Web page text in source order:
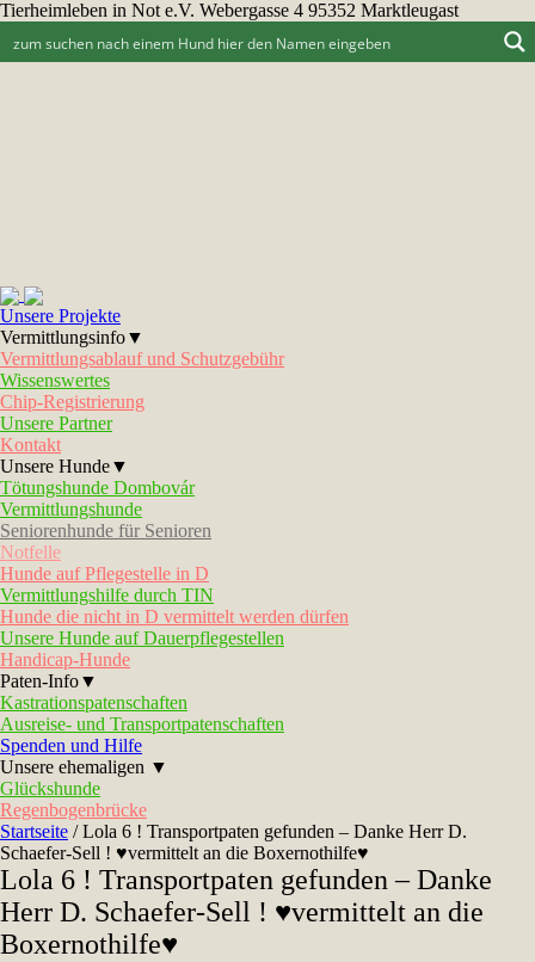
Tierheimleben in Not e.V. Webergasse 4 95352 Marktleugast
Unsere Projekte
Vermittlungsinfo▼
Vermittlungsablauf und Schutzgebühr
Wissenswertes
Chip-Registrierung
Unsere Partner
Kontakt
Unsere Hunde▼
Tötungshunde Dombovár
Vermittlungshunde
Seniorenhunde für Senioren
Notfelle
Hunde auf Pflegestelle in D
Vermittlungshilfe durch TIN
Hunde die nicht in D vermittelt werden dürfen
Unsere Hunde auf Dauerpflegestellen
Handicap-Hunde
Paten-Info▼
Kastrationspatenschaften
Ausreise- und Transportpatenschaften
Spenden und Hilfe
Unsere ehemaligen ▼
Glückshunde
Regenbogenbrücke
Startseite /Lola 6 ! Transportpaten gefunden – Danke Herr D.
Schaefer-Sell ! ♥vermittelt an die Boxernothilfe♥
Lola 6 ! Transportpaten gefunden – Danke
Herr D. Schaefer-Sell ! ♥vermittelt an die
Boxernothilfe♥